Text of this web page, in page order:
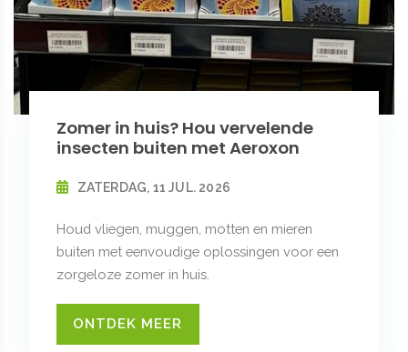
Zomer in huis? Hou vervelende
insecten buiten met Aeroxon
ZATERDAG, 11 JUL. 2026
Houd vliegen, muggen, motten en mieren
buiten met eenvoudige oplossingen voor een
zorgeloze zomer in huis.
ONTDEK MEER